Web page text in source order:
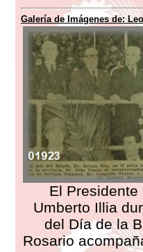
Galería de Imágenes de:
El Presidente
Umberto Illia
del Día de la
Rosario